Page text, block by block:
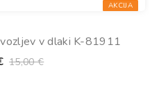
AKCIJA
v dlaki K-81911
15,00€